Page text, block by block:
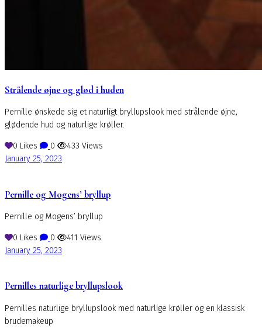
Strålende øjne og glød i huden
Pernille ønskede sig et naturligt bryllupslook med strålende øjne,
glødende hud og naturlige krøller.
0 Likes 0 433 Views
January 25, 2023
Pernille og Mogens’ bryllup
Pernille og Mogens’ bryllup
0 Likes 0 411 Views
January 25, 2023
Pernilles naturlige bryllupslook
Pernilles naturlige bryllupslook med naturlige krøller og en klassisk
brudemakeup